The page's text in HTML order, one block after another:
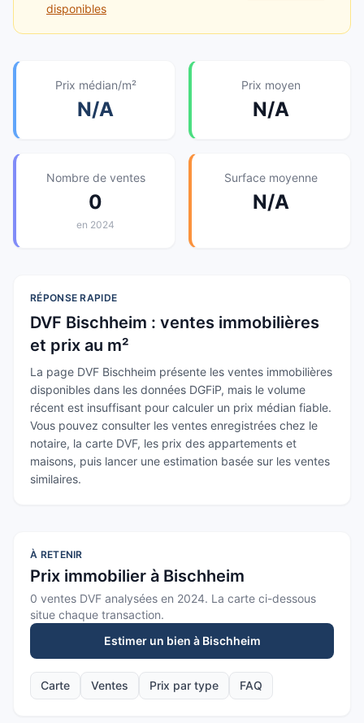
disponibles
Prix médian/m²
N/A
Prix moyen
N/A
Nombre de ventes
0
en 2024
Surface moyenne
N/A
RÉPONSE RAPIDE
DVF Bischheim : ventes immobilières
et prix au m²
La page DVF Bischheim présente les ventes immobilières
disponibles dans les données DGFiP, mais le volume
récent est insuffisant pour calculer un prix médian fiable.
Vous pouvez consulter les ventes enregistrées chez le
notaire, la carte DVF, les prix des appartements et
maisons, puis lancer une estimation basée sur les ventes
similaires.
À RETENIR
Prix immobilier à Bischheim
0 ventes DVF analysées en 2024. La carte ci-dessous
situe chaque transaction.
Estimer un bien à Bischheim
Carte Ventes Prix par type FAQ